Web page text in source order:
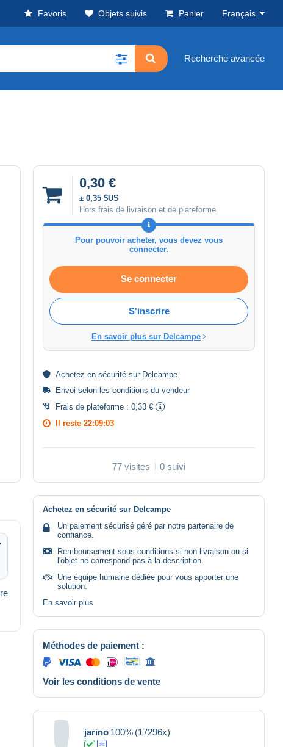
Favoris Objets suivis Panier Français
Recherche avancée
0,30 €
± 0,35 $US
Hors frais de livraison et de plateforme
Pour pouvoir acheter, vous devez vous
connecter.
Se connecter
S'inscrire
En savoir plus sur Delcampe
Achetez en sécurité sur Delcampe
Envoi selon les conditions du vendeur
Frais de plateforme : 0,33 €
Il reste 22:09:03
77 visites 0 suivi
Achetez en sécurité sur Delcampe
Un paiement sécurisé géré par notre partenaire de
confiance.
Remboursement sous conditions si non livraison ou si
l'objet ne correspond pas à la description.
Une équipe humaine dédiée pour vous apporter une
solution.
En savoir plus
Méthodes de paiement :
Voir les conditions de vente
jarino 100% (17296x)